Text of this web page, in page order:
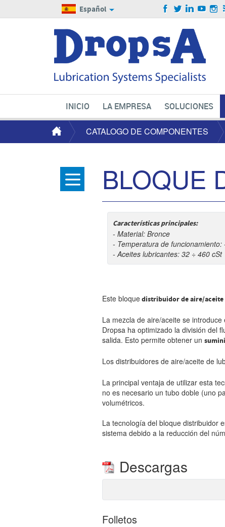
Español
INICIO LA EMPRESA SOLUCIONES
CATALOGO DE COMPONENTES
BLOQUE
Características principales:
- Material: Bronce
- Temperatura de funcionamiento:
- Aceites lubricantes: 32 ÷ 460 cSt
Este bloquedistribuidor de aire/
La mezcla de aire/aceite se
Dropsa ha optimizado la división del
salida. Esto permite obtener un
Los distribuidores de aire/aceite de
La principal ventaja de utilizar esta
no es necesario un tubo doble (uno
volumétricos.
La tecnología del bloque distribuidor
sistema debido a la reducción del
Descargas
Folletos